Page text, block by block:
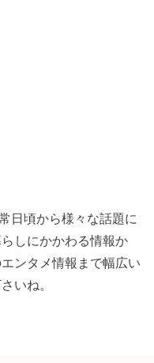
日頃から様々な話題に
しにかかわる情報か
ンタメ情報まで幅広い
いね。